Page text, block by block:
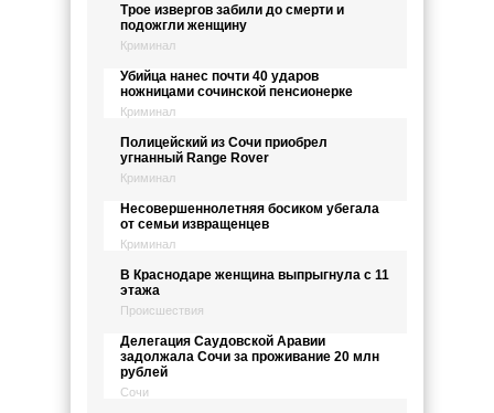
Трое извергов забили до смерти и
подожгли женщину
Криминал
Убийца нанес почти 40 ударов
ножницами сочинской пенсионерке
Криминал
Полицейский из Сочи приобрел
угнанный Range Rover
Криминал
Несовершеннолетняя босиком убегала
от семьи извращенцев
Криминал
В Краснодаре женщина выпрыгнула с 11
этажа
Происшествия
Делегация Саудовской Аравии
задолжала Сочи за проживание 20 млн
рублей
Сочи